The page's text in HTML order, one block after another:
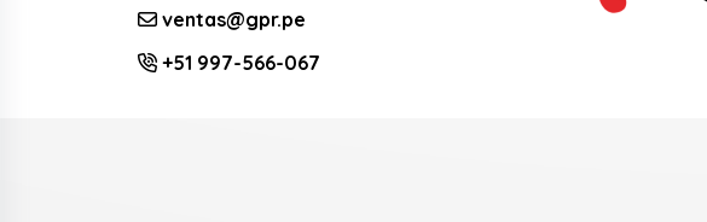
ventas@gpr.pe
+51 997-566-067